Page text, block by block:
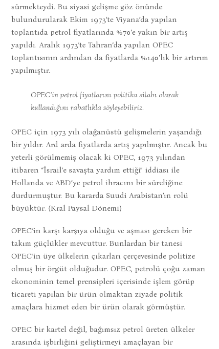
sürmekteydi. Bu siyasi gelişme göz önünde
bulundurularak Ekim 1973’te Viyana’da yapılan
toplantıda petrol fiyatlarında %70’e yakın bir artış
yapıldı. Aralık 1973’te Tahran’da yapılan OPEC
toplantısının ardından da fiyatlarda %140’lık bir artırım
yapılmıştır.
OPEC’in petrol fiyatlarını politika silahı olarak
kullandığını rahatlıkla söyleyebiliriz.
OPEC için 1973 yılı olağanüstü gelişmelerin yaşandığı
bir yıldır. Ard arda fiyatlarda artış yapılmıştır. Ancak bu
yeterli görülmemiş olacak ki OPEC, 1973 yılından
itibaren “İsrail’e savaşta yardım ettiği” iddiası ile
Hollanda ve ABD’ye petrol ihracını bir süreliğine
durdurmuştur. Bu kararda Suudi Arabistan’ın rolü
büyüktür. (Kral Faysal Dönemi)
OPEC’in karşı karşıya olduğu ve aşması gereken bir
takım güçlükler mevcuttur. Bunlardan bir tanesi
OPEC’in üye ülkelerin çıkarları çerçevesinde politize
olmuş bir örgüt olduğudur. OPEC, petrolü çoğu zaman
ekonominin temel prensipleri içerisinde işlem görüp
ticareti yapılan bir ürün olmaktan ziyade politik
amaçlara hizmet eden bir ürün olarak görmüştür.
OPEC bir kartel değil, bağımsız petrol üreten ülkeler
arasında işbirliğini geliştirmeyi amaçlayan bir